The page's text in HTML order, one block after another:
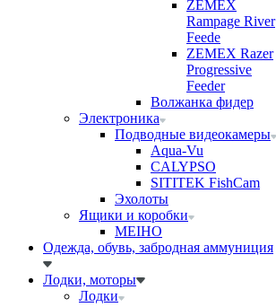
ZEMEX
Rampage River
Feede
ZEMEX Razer
Progressive
Feeder
Волжанка фидер
Электроника
Подводные видеокамеры
Aqua-Vu
CALYPSO
SITITEK FishCam
Эхолоты
Ящики и коробки
MEIHO
Одежда, обувь, забродная аммуниция
Лодки, моторы
Лодки